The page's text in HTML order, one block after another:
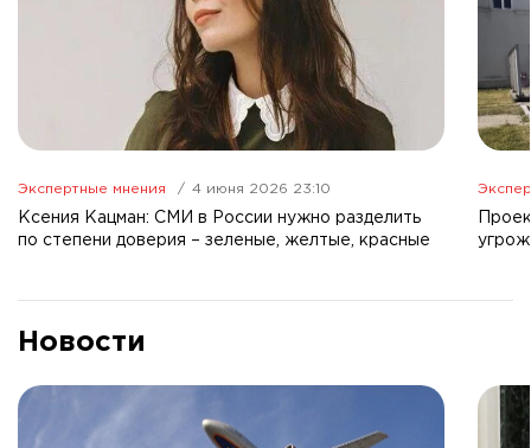
Экспертные мнения 4 июня 2026 23:10
Ксения Кацман: СМИ в России нужно разделить
по степени доверия – зеленые, желтые, красные
Новости